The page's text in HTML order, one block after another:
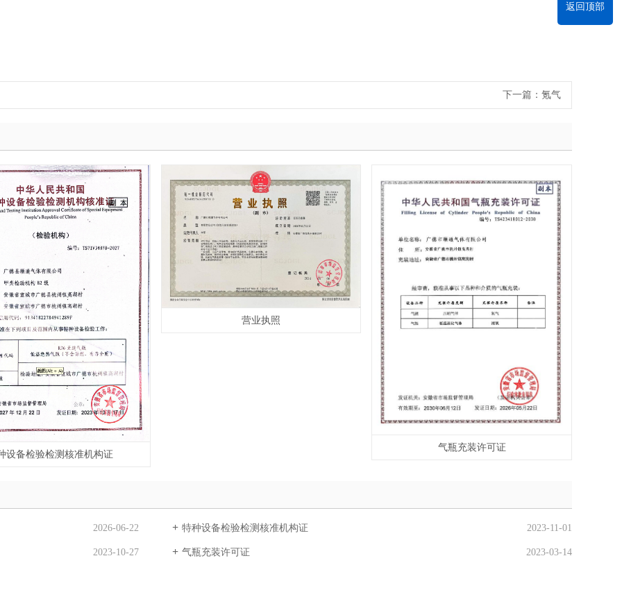
下一篇： 氪气
设备检验检测核准机构证
营业执照
气瓶充装许可证
2026-06-22 特种设备检验检测核准机构证 2023-11-01
2023-10-27 气瓶充装许可证 2023-03-14
返回顶部